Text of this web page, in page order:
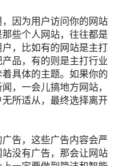
因为用户访问你的网站
些个人网站，往往都是
，比如有的网站是主打
品，有的则是主打行业
具体的主题。如果你的
，一会儿搞地方网站，
所适从，最终选择离开
告，这些广告内容会严
没有广告，那会让网站